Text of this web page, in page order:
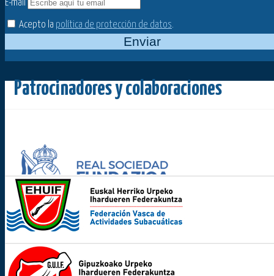
E-mail
Acepto la política de protección de datos.
Enviar
Patrocinadores y colaboraciones